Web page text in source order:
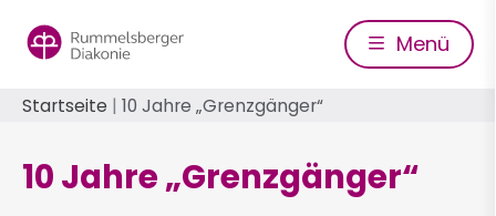
zum
Inhalt
Menü
Pfadnavigation
Startseite 10 Jahre „Grenzgänger“
10 Jahre „Grenzgänger“